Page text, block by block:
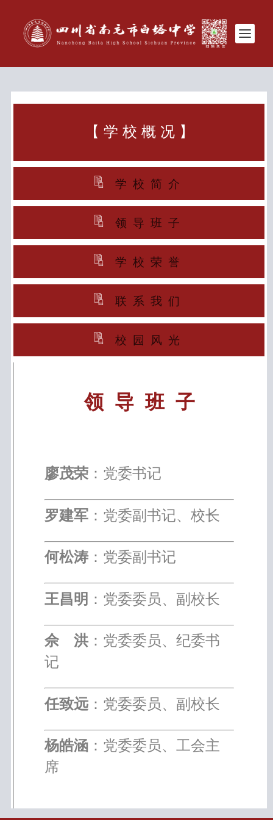
【 学 校 概 况 】
学校简介
领导班子
学校荣誉
联系我们
校园风光
领 导 班 子
廖茂荣 ：党委书记
罗建军 ：党委副书记、校长
何松涛 ：党委副书记
王昌明 ：党委委员、副校长
佘 洪 ：党委委员、纪委书
记
任致远 ：党委委员、副校长
杨皓涵 ：党委委员、工会主
席